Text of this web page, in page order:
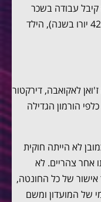
קיבל עבודה בשכר
במחלקת הנוער של המועדון (בערך 42,000 יורו בשנה), הילד
לאקואבה, דירקטור
הורמון הגדילה
לא הייתה חוקית
אחר צהריים. לא
אישור של כל החונטה,
של המועדון ומשם